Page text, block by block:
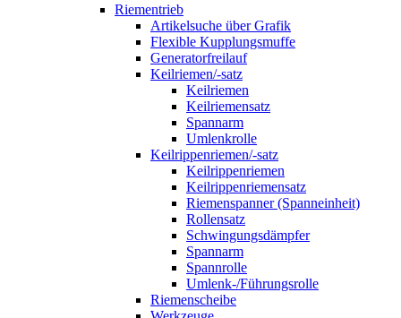
Riementrieb
Artikelsuche über Grafik
Flexible Kupplungsmuffe
Generatorfreilauf
Keilriemen/-satz
Keilriemen
Keilriemensatz
Spannarm
Umlenkrolle
Keilrippenriemen/-satz
Keilrippenriemen
Keilrippenriemensatz
Riemenspanner (Spanneinheit)
Rollensatz
Schwingungsdämpfer
Spannarm
Spannrolle
Umlenk-/Führungsrolle
Riemenscheibe